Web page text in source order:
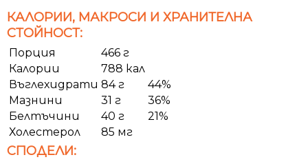
КАЛОРИИ, МАКРОСИ И ХРАНИТЕЛНА
СТОЙНОСТ:
Порция
466 г
Калории
788 кал
Въглехидрати 84 г
44%
Мазнини
31 г
36%
Белтъчини
40 г
21%
Холестерол
85 мг
СПОДЕЛИ: